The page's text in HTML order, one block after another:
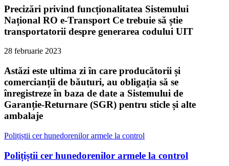
Precizări privind funcționalitatea Sistemului
Național RO e-Transport Ce trebuie să știe
transportatorii despre generarea codului UIT
28 februarie 2023
Astăzi este ultima zi în care producătorii și
comercianții de băuturi, au obligația să se
înregistreze în baza de date a Sistemului de
Garanție-Returnare (SGR) pentru sticle și alte
ambalaje
Polițiștii cer hunedorenilor armele la control
Polițiștii cer hunedorenilor armele la control